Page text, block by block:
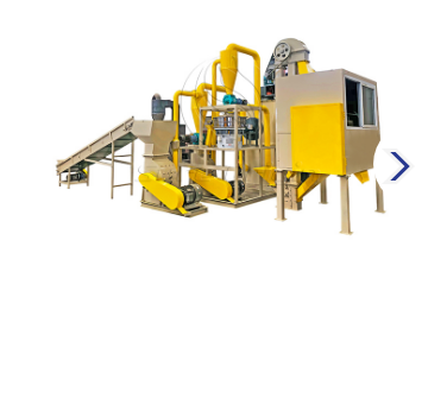
PCB(회로기판) 재활용 설비